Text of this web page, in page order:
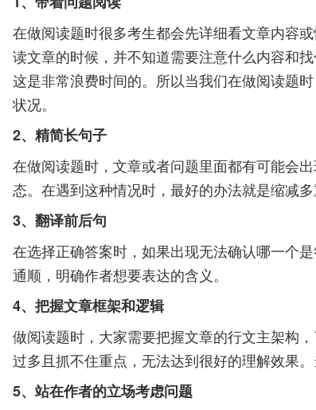
在做阅读题时很多考生都会先详细看文章内容
读文章的时候，并不知道需要注意什么内容和
这是非常浪费时间的。所以当我们在做阅读题
状况。
2、精简长句子
在做阅读题时，文章或者问题里面都有可能会
态。在遇到这种情况时，最好的办法就是缩减
3、翻译前后句
在选择正确答案时，如果出现无法确认哪一个
通顺，明确作者想要表达的含义。
4、把握文章框架和逻辑
做阅读题时，大家需要把握文章的行文主架构
过多且抓不住重点，无法达到很好的理解效果
5、站在作者的立场考虑问题